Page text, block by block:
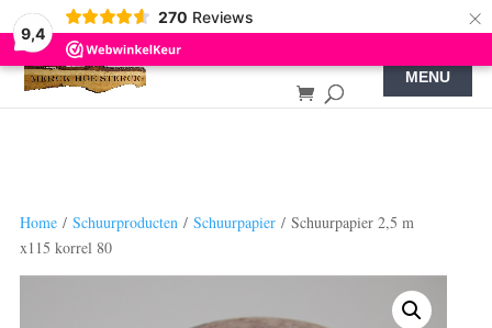
9,4
270 Reviews ×
Home/ Schuurproducten/ Schuurpapier/ Schuurpapier 2,5 m
x115 korrel 80